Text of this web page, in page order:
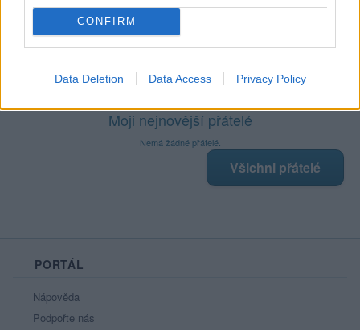
CONFIRM
Data Deletion Data Access Privacy Policy
Nemá žádné příspěvky
Zobrazit celou mou zeď
Moji nejnovější přátelé
Nemá žádné přátelé.
Všichni přátelé
PORTÁL
Nápověda
Podpořte nás